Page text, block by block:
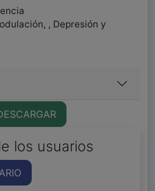
, Depresión y
los usuarios